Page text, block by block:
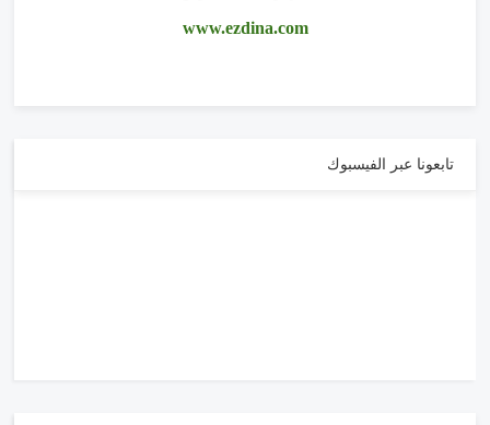
www.ezdina.com
تابعونا عبر الفيسبوك